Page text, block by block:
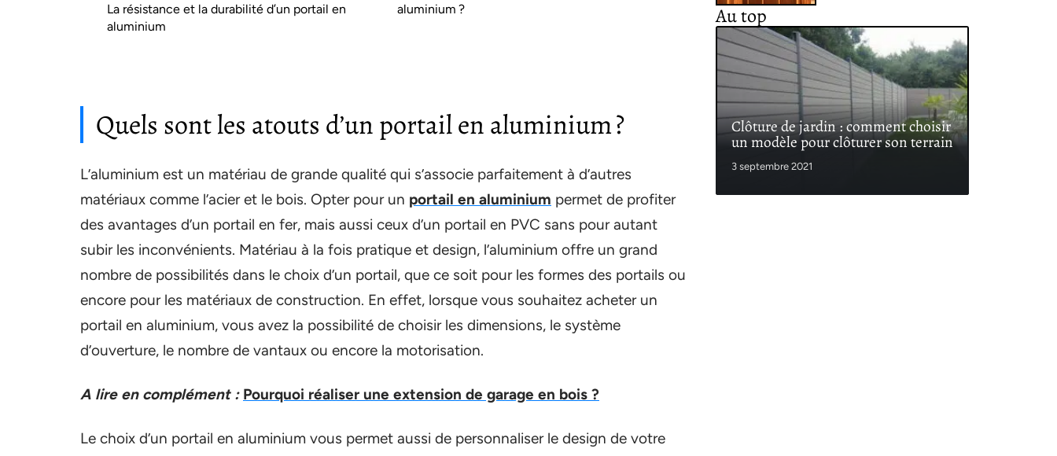
La résistance et la durabilité d’un portail en
aluminium
aluminium ?
Quels sont les atouts d’un portail en aluminium ?
L’aluminium est un matériau de grande qualité qui s’associe parfaitement à d’autres
matériaux comme l’acier et le bois. Opter pour un portail en aluminium permet de profiter
des avantages d’un portail en fer, mais aussi ceux d’un portail en PVC sans pour autant
subir les inconvénients. Matériau à la fois pratique et design, l’aluminium offre un grand
nombre de possibilités dans le choix d’un portail, que ce soit pour les formes des portails ou
encore pour les matériaux de construction. En effet, lorsque vous souhaitez acheter un
portail en aluminium, vous avez la possibilité de choisir les dimensions, le système
d’ouverture, le nombre de vantaux ou encore la motorisation.
A lire en complément : Pourquoi réaliser une extension de garage en bois ?
Le choix d’un portail en aluminium vous permet aussi de personnaliser le design de votre
Au top
Clôture de jardin : comment choisir
un modèle pour clôturer son terrain
3 septembre 2021